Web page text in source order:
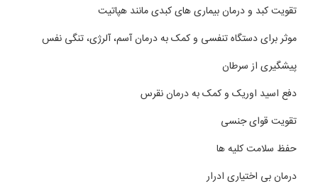
تقویت کبد و درمان بیماری های کبدی مانند هپاتیت
موثر برای دستگاه تنفسی و کمک به درمان آسم، آلرژی، تنگی نفس
پیشگیری از سرطان
دفع اسید اوریک و کمک به درمان نقرس
تقویت قوای جنسی
حفظ سلامت کلیه ها
درمان بی اختیاری ادرار